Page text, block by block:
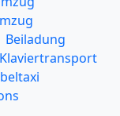
Beiladung
Klaviertransport